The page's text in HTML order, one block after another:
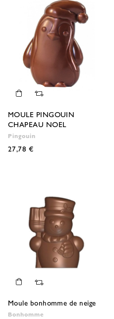
MOULE PINGOUIN
CHAPEAU NOEL
Pingouin
27,78 €
Moule bonhomme de neige
Bonhomme